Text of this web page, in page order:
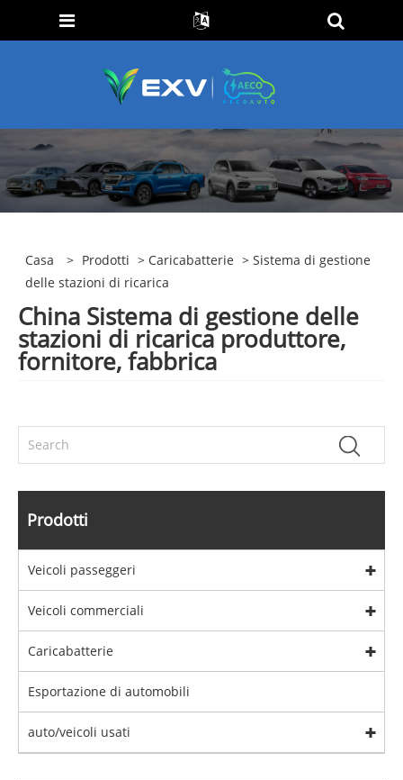
Casa > Prodotti > Caricabatterie > Sistema di gestione
delle stazioni di ricarica
China Sistema di gestione delle
stazioni di ricarica produttore,
fornitore, fabbrica
Prodotti
Veicoli passeggeri
Veicoli commerciali
Caricabatterie
Esportazione di automobili
auto/veicoli usati